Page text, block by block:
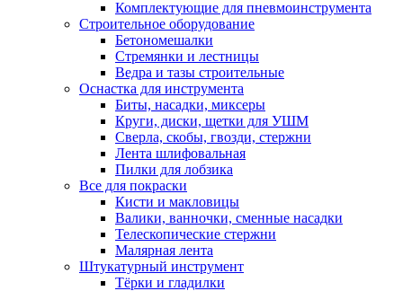
Комплектующие для пневмоинструмента
Строительное оборудование
Бетономешалки
Стремянки и лестницы
Ведра и тазы строительные
Оснастка для инструмента
Биты, насадки, миксеры
Круги, диски, щетки для УШМ
Сверла, скобы, гвозди, стержни
Лента шлифовальная
Пилки для лобзика
Все для покраски
Кисти и макловицы
Валики, ванночки, сменные насадки
Телескопические стержни
Малярная лента
Штукатурный инструмент
Тёрки и гладилки